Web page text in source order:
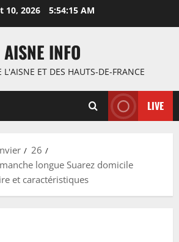
10, 2026 5:54:16 AM
AISNE INFO
L'AISNE ET DES HAUTS-DE-FRANCE
LIVE
26
longue Suarez domicile
et caractéristiques